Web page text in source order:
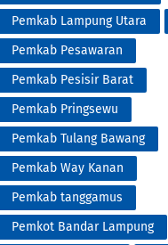
Pemkab Lampung Utara
Pemkab Pesawaran
Pemkab Pesisir Barat
Pemkab Pringsewu
Pemkab Tulang Bawang
Pemkab Way Kanan
Pemkab tanggamus
Pemkot Bandar Lampung